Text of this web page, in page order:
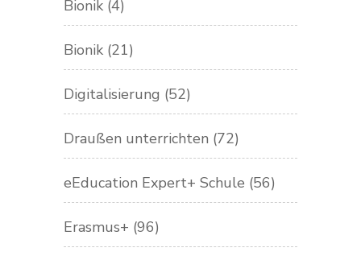
Bionik (4)
Bionik (21)
Digitalisierung (52)
Draußen unterrichten (72)
eEducation Expert+ Schule (56)
Erasmus+ (96)